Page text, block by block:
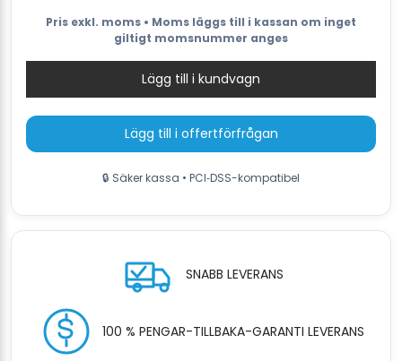
2.200 €
Pris exkl. moms • Moms läggs till i kassan om inget
giltigt momsnummer anges
Lägg till i kundvagn
Lägg till i offertförfrågan
🔒 Säker kassa • PCI‑DSS-kompatibel
SNABB LEVERANS
100 % PENGAR-TILLBAKA-GARANTI LEVERANS